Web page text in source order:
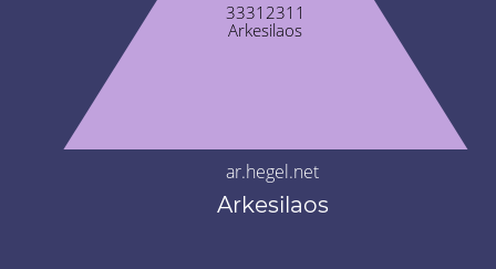
33312311
Arkesilaos
ar.hegel.net
Arkesilaos